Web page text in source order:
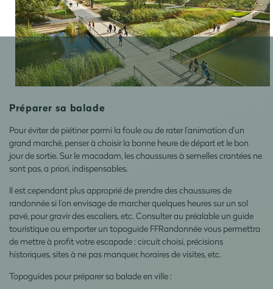
Préparer sa balade
Pour éviter de piétiner parmi la foule ou de rater l’animation d’un
grand marché, penser à choisir la bonne heure de départ et le bon
jour de sortie. Sur le macadam, les chaussures à semelles crantées ne
sont pas, a priori, indispensables.
Il est cependant plus approprié de prendre des chaussures de
randonnée si l’on envisage de marcher quelques heures sur un sol
pavé, pour gravir des escaliers, etc. Consulter au préalable un guide
touristique ou emporter un topoguide FFRandonnée vous permettra
de mettre à profit votre escapade : circuit choisi, précisions
historiques, sites à ne pas manquer, horaires de visites, etc.
Topoguides pour préparer sa balade en ville :